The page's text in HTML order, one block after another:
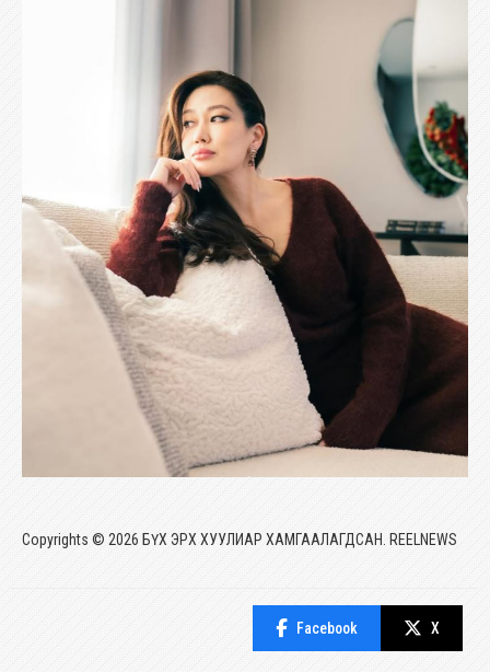
Copyrights © 2026 БҮХ ЭРХ ХУУЛИАР ХАМГААЛАГДСАН. REELNEWS
Facebook X